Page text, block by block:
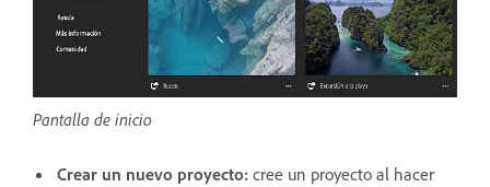
Pantalla de inicio
Crear un nuevo proyecto: cree un proyecto al hacer